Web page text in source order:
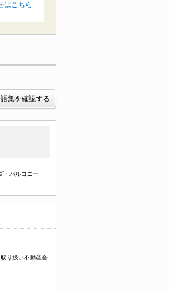
はこちら
語集を確認する
・バルコニー
り扱い不動産会